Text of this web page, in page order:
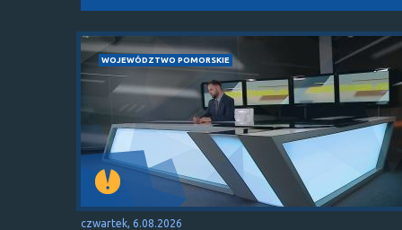
WOJEWÓDZTWO POMORSKIE
czwartek, 6.08.2026